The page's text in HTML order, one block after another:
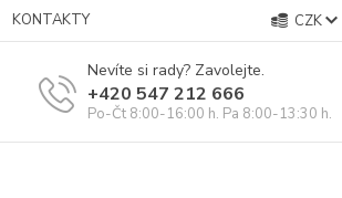
KONTAKTY CZK
Nevíte si rady? Zavolejte.
+420 547 212 666
Po-Čt 8:00-16:00 h. Pa 8:00-13:30 h.